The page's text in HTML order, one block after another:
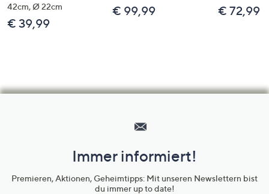
42cm, Ø 22cm
€ 39,99
€ 99,99 € 72,99
Unternehmensinformationen
Immer informiert!
Premieren, Aktionen, Geheimtipps: Mit unseren Newslettern bist
du immer up to date!